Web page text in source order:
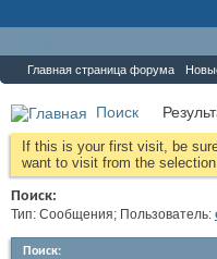
Главная страница форума
Поиск
If this is your first visit, be
want to visit from the selection
Поиск:
Тип: Сообщения; Пользователь:
Поиск: